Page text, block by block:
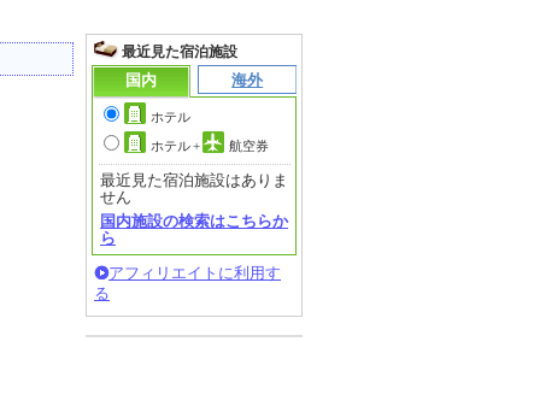
最近見た宿泊施設
国内
海外
ホテル
ホテル+ 航空券
最近見た宿泊施設はありま
せん
国内施設の検索はこちらか
ら
アフィリエイトに利用す
る